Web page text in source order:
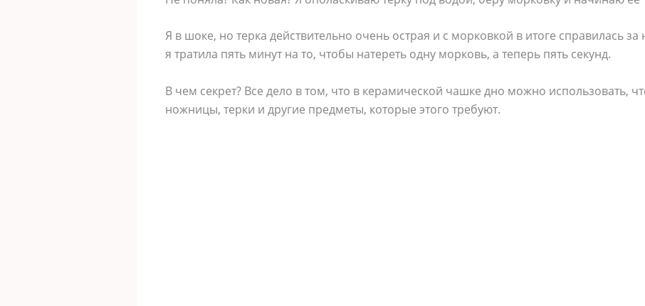
Я в шоке, но терка действительно очень острая и с морковкой в итоге справилась
я тратила пять минут на то, чтобы натереть одну морковь, а теперь пять секунд.
В чем секрет? Все дело в том, что в керамической чашке дно можно использовать,
ножницы, терки и другие предметы, которые этого требуют.